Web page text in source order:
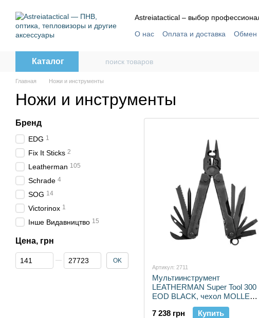
Astreiatactical – выбор
О нас Оплата и доставка Обмен
Каталог
Главная Ножи и инструменты
Ножи и инструменты
Артикул: 2711
Мультиинструмент
LEATHERMAN Super Tool 300
EOD BLACK, чехол MOLLE
(коричн.), картонная кор.
7 238 грн
Купить
Бренд
EDG 1
Fix It Sticks 2
Leatherman 105
Schrade 4
SOG 14
Victorinox 1
Інше Видавництво 15
Цена, грн
От Цена, грн
До Цена, грн OK